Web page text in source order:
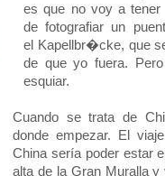
es que no voy a tener
de fotografiar un
el Kapellbr�cke, que
de que yo fuera.
esquiar.
Cuando se trata de
donde empezar. El
China sería poder estar
alta de la Gran Muralla y